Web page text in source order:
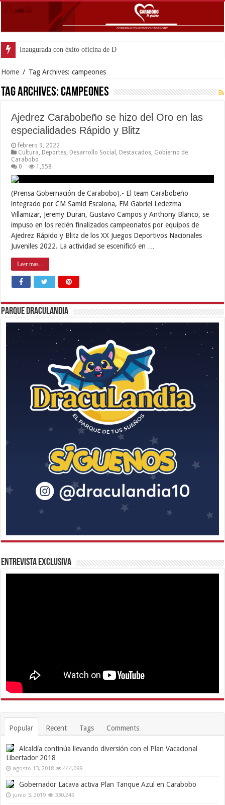
Inaugurada con éxito oficina de Defensa P
Home / Tag Archives: campeones
Tag Archives:campeones
Ajedrez Carabobeño se hizo del Oro en las
especialidades Rápido y Blitz
febrero 9, 2022
Cultura Deportes Desarrollo Social Destacados Gobierno de
Carabobo
0
1,558
(Prensa Gobernación de Carabobo).- El team Carabobeño
integrado por CM Samid Escalona, FM Gabriel Ledezma
Villamizar, Jeremy Duran, Gustavo Campos y Anthony Blanco, se
impuso en los recién finalizados campeonatos por equipos de
Ajedrez Rápido y Blitz de los XX Juegos Deportivos Nacionales
Juveniles 2022. La actividad se escenificó en …
Leer mas...
Parque Draculandia
Entrevista Exclusiva
Popular Recent Tags Comments
Alcaldía continúa llevando diversión con el Plan Vacacional
Libertador 2018
agosto 13, 2018 444,099
Gobernador Lacava activa Plan Tanque Azul en Carabobo
junio 3, 2019 330,249